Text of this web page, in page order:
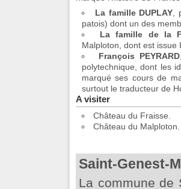
La famille DUPLAY
patois) dont un des
La famille de la
Malploton, dont est issue
François PEYRARD
polytechnique, dont les
marqué ses cours de
surtout le traducteur de
A visiter
Château du Fraisse.
Château du Malploton.
Saint-Genest-
La commune de